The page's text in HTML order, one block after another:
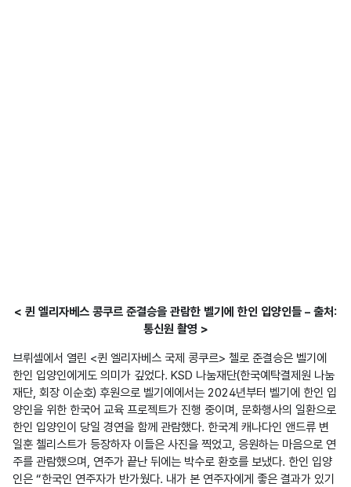
< 퀸 엘리자베스 콩쿠르 준결승을 관람한 벨기에 한인 입양인들 – 출처:
통신원 촬영 >
브뤼셀에서 열린 <퀸 엘리자베스 국제 콩쿠르> 첼로 준결승은 벨기에
한인 입양인에게도 의미가 깊었다. KSD 나눔재단(한국예탁결제원 나눔
재단, 회장 이순호) 후원으로 벨기에에서는 2024년부터 벨기에 한인 입
양인을 위한 한국어 교육 프로젝트가 진행 중이며, 문화행사의 일환으로
한인 입양인이 당일 경연을 함께 관람했다. 한국계 캐나다인 앤드류 변
일훈 첼리스트가 등장하자 이들은 사진을 찍었고, 응원하는 마음으로 연
주를 관람했으며, 연주가 끝난 뒤에는 박수로 환호를 보냈다. 한인 입양
인은 “한국인 연주자가 반가웠다. 내가 본 연주자에게 좋은 결과가 있기